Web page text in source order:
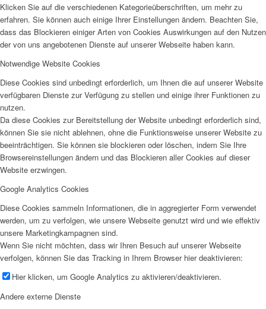
Klicken Sie auf die verschiedenen Kategorieüberschriften, um mehr zu
erfahren. Sie können auch einige Ihrer Einstellungen ändern. Beachten Sie,
dass das Blockieren einiger Arten von Cookies Auswirkungen auf den Nutzen
der von uns angebotenen Dienste auf unserer Webseite haben kann.
Notwendige Website Cookies
Diese Cookies sind unbedingt erforderlich, um Ihnen die auf unserer Website
verfügbaren Dienste zur Verfügung zu stellen und einige ihrer Funktionen zu
nutzen.
Da diese Cookies zur Bereitstellung der Website unbedingt erforderlich sind,
können Sie sie nicht ablehnen, ohne die Funktionsweise unserer Website zu
beeinträchtigen. Sie können sie blockieren oder löschen, indem Sie Ihre
Browsereinstellungen ändern und das Blockieren aller Cookies auf dieser
Website erzwingen.
Google Analytics Cookies
Diese Cookies sammeln Informationen, die in aggregierter Form verwendet
werden, um zu verfolgen, wie unsere Webseite genutzt wird und wie effektiv
unsere Marketingkampagnen sind.
Wenn Sie nicht möchten, dass wir Ihren Besuch auf unserer Webseite
verfolgen, können Sie das Tracking in Ihrem Browser hier deaktivieren:
Hier klicken, um Google Analytics zu aktivieren/deaktivieren.
Andere externe Dienste